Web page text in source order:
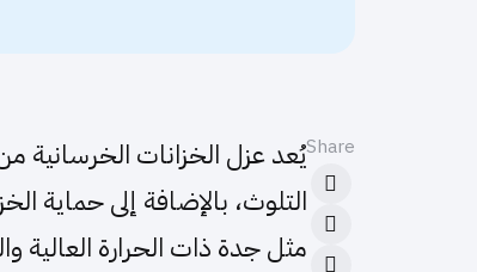
Shareيُعد عزل الخزانات الخرسانية
التلوث، بالإضافة إلى حماية
مثل جدة ذات الحرارة العالية